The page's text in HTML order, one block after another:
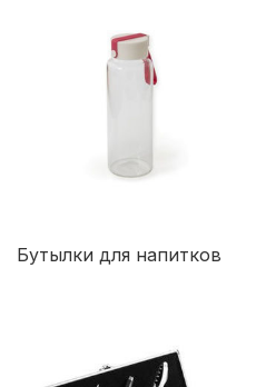
Бутылки для напитков